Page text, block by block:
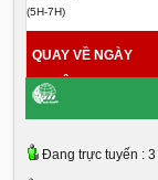
(5H-7H)
QUAY VỀ NGÀY
HÔM NAY
Đang trực tuyến : 3